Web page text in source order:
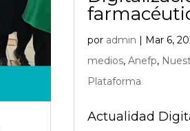
por admin | Mar 6,
medios, Anefp,
Plataforma
Actualidad